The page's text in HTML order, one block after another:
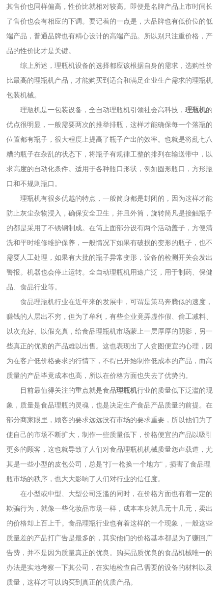
其售价也同样偏高，性价比就相对较高。即便是名牌产品上市时间长
了售价也会有相应的下调。要记着的一点是，大品牌也有低价位的低
端产品，普通品牌也有精心设计的高端产品。所以别只注重价格，产
品的性价比才是关键。
综上所述，理瓶机设备的选择都应该根据自身的需求，选购性价
比最高的理瓶机产品，才能购买到适合和满足企业生产需求的理瓶机
包装机械。
理瓶机是一包装设备，全自动理瓶机引领社会高科技，理瓶机的
优点很明显，一般需要两次的推举排瓶，这样才能确保每一个落瓶的
位置都有瓶子，很大程度上提高了瓶子产出的效率。也就是将乱七八
糟的瓶子在杂乱的状态下，将瓶子有规律工整的排列在输送带中，以
求高度的自动化条件。适用于各种瓶口形状，例如圆形瓶口，方形瓶
口和不规则瓶口。
理瓶机有很多优越的特点，一般筒身都是封闭的，因为这样才能
防止灰尘杂物浸入，确保安全卫生，并且外筒，旋转筒凡是接触瓶子
的都是采用了不锈钢制成。在筒上面部分设有两个活动盖子，方便清
洗和平时维修维护保养，一般情况下如果有破损的变形的瓶子，也不
需要人工处理，如果有大批的瓶子异常变形，设备的检测开关会发出
警报。机器也会停止运转。全自动理瓶机用途广泛，用于制药、保健
品、食品行业等。
食品理瓶机行业在近年来的发展中，可谓是策马奔腾似的速度，
赚钱的人层出不穷，但为了牟利，有些企业竟弄虚作假、偷工减料、
以次充好、以假充真，给食品理瓶机市场蒙上一层厚厚的阴影，另一
些真正的优质的产品难以出售。这也表现出了人贪图便宜的心理，因
为在客户低价格要求的行情下，不得已开始制作低成本的产品，而高
质量的产品毕竟成本也高，所以在价格方面也失去了优势的。
目前最值得关注的重点就是食品理瓶机行业的质量低下泛滥的现
象，质量是食品理瓶的灵魂，也是决定生产食品产品质量的前提。在
部分商家眼里，顾客的要求远远没有市场的要求重要，所以他们为了
使自己的市场不断扩大，制作一些质量低下，价格便宜的产品以吸引
更多的顾客，这也就导致了人们对食品理瓶机机械质量怨声载道，尤
其是一些小型的皮包公司，总是"打一枪换一个地方"，损害了食品理
瓶市场的秩序，也大大影响了人们对行业的信任度。
在小型或中型、大型公司泛滥的同时，在价格方面也有着一定的
欺骗行为，就像一些化妆品市场一样，成本本身就几元十几元，卖出
的价格却上百上千。食品理瓶行业也有着这样的一个现象，一般这些
质量差的产品打广告是最多的，其实他们的价格基本都是为了赚回广
告费，并不是因为质量真正的优良。购买品质优良的食品机械唯一的
办法是实地考察一下其公司，在实地检查自己需要的设备的材料以及
质量，这样才可以购买到真正的优质产品。